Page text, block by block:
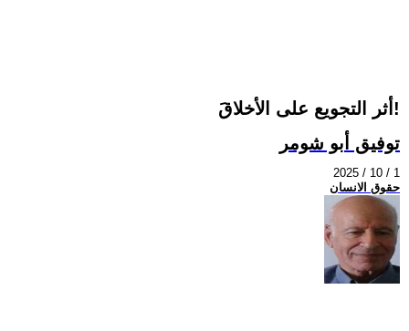
أثر التجويع على الأخلاقَ!
توفيق أبو شومر
2025 / 10 / 1
حقوق الانسان